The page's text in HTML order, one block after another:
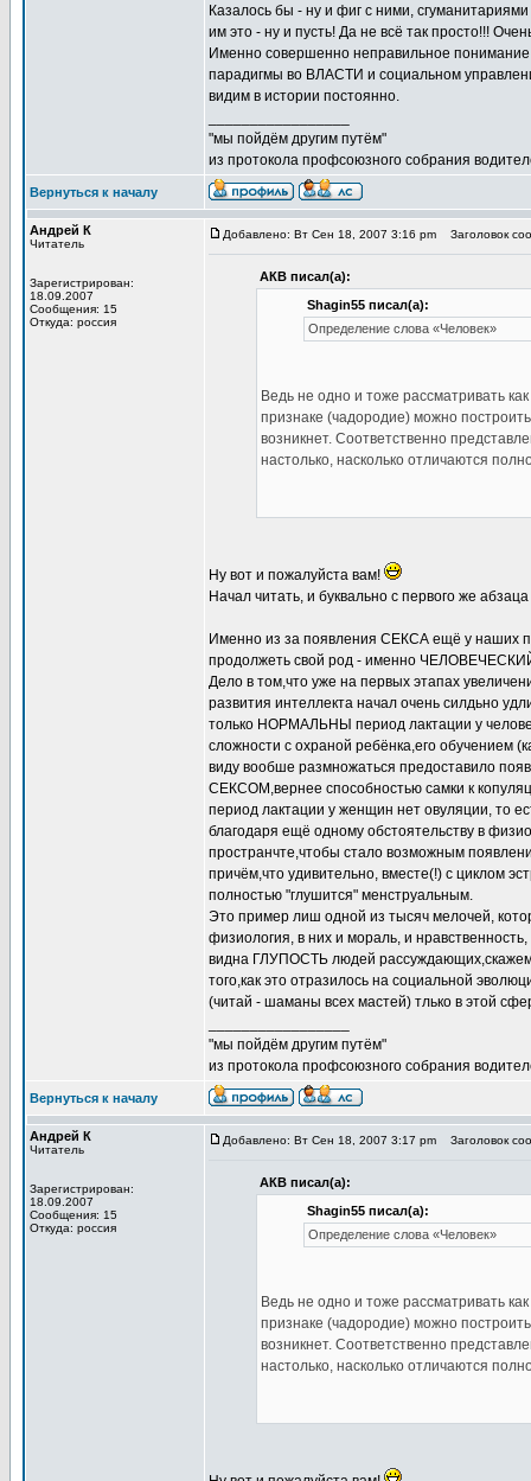
Казалось бы - ну и фиг с ними,
им это - ну и пусть! Да не всё так просто!!!
Именно совершенно неправильное
парадигмы во ВЛАСТИ и социальном
видим в истории постоянно.
"мы пойдём другим путём"
из протокола профсоюзного собрания
Вернуться к началу
Андрей К
Читатель
Зарегистрирован:
18.09.2007
Сообщения: 15
Откуда: россия
Добавлено: Вт Сен 18, 2007 3:16 pm Заголовок
АКВ писал(а):
Shagin55 писал(а):
Определение слова «Человек»
Ведь не одно и тоже рассматривать
признаке (чадородие) можно
возникнет. Соответственно
настолько, насколько отличаются
Ну вот и пожалуйста вам!
Начал читать, и буквально с первого же
Именно из за появления СЕКСА ещё у наших
продолжеть свой род - именно
Дело в том,что уже на первых этапах
развития интеллекта начал очень силдьно
только НОРМАЛЬНЫ период лактации у
сложности с охраной ребёнка,его обучением
виду вообше размножаться предоставило
СЕКСОМ,вернее способностью самки к
период лактации у женщин нет овуляции, то
благодаря ещё одному обстоятельству в
пространчте,чтобы стало возможным
причём,что удивительно, вместе(!) с циклом
полностью "глушится" менструальным.
Это пример лиш одной из тысяч мелочей,
физиология, в них и мораль, и
видна ГЛУПОСТЬ людей
того,как это отразилось на социальной
(читай - шаманы всех мастей) тлько в этой
"мы пойдём другим путём"
из протокола профсоюзного собрания
Вернуться к началу
Андрей К
Читатель
Зарегистрирован:
18.09.2007
Сообщения: 15
Откуда: россия
Добавлено: Вт Сен 18, 2007 3:17 pm Заголовок
АКВ писал(а):
Shagin55 писал(а):
Определение слова «Человек»
Ведь не одно и тоже рассматривать
признаке (чадородие) можно
возникнет. Соответственно
настолько, насколько отличаются